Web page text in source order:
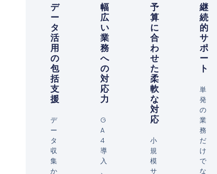
デ
ー
タ
活
用
の
包
括
支
援
デ
ー
タ
収
集
か
幅
広
い
業
務
へ
の
対
応
力
G
A
4
導
入
、
予
算
に
合
わ
せ
た
柔
軟
な
対
応
小
規
模
サ
継
続
的
サ
ポ
ー
ト
単
発
の
業
務
だ
け
で
な